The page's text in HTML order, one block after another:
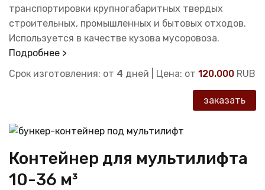
транспортировки крупногабаритных твердых
строительных, промышленных и бытовых отходов.
Используется в качестве кузова мусоровоза.
Подробнее >
Срок изготовления: от 4 дней | Цена: от 120.000 RUB
заказать
Контейнер для мультилифта
10-36 м³